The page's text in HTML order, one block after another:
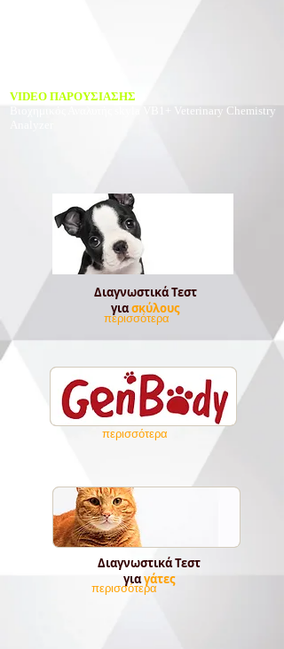
VIDEO ΠΑΡΟΥΣΙΑΣΗΣ
skyla VB1+ Veterinary Chemistry
Διαγνωστικά Τεστ
γιασκύλους
περισσότερα
περισσότερα
Διαγνωστικά Τεστ
γιαγάτες
περισσότερα